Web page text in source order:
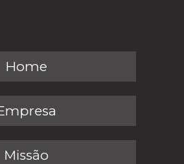
Home
Missão